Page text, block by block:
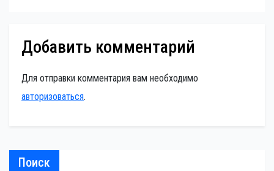
Добавить комментарий
Для отправки комментария вам необходимо
авторизоваться.
Поиск